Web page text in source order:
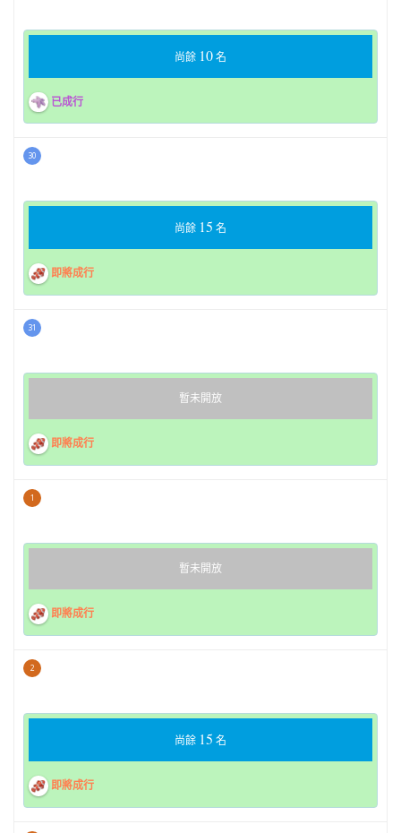
尚餘 10名
已成行
30
尚餘 15 名
即將成行
31
暫未開放
即將成行
1
暫未開放
即將成行
2
尚餘 15 名
即將成行